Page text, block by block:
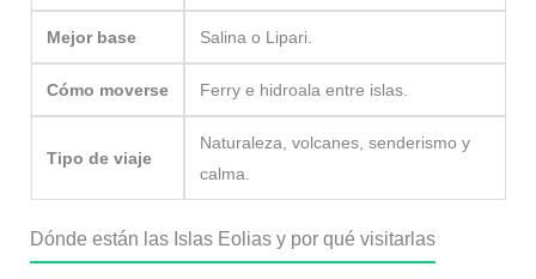
Mejor base Salina o Lipari.
Cómo moverse Ferry e hidroala entre islas.
Tipo de viaje
Naturaleza, volcanes, senderismo y
calma.
Dónde están las Islas Eolias y por qué visitarlas